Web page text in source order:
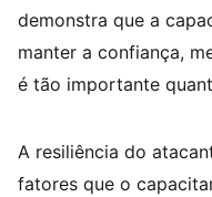
demonstra que a
manter a confiança,
é tão importante
A resiliência do
fatores que o